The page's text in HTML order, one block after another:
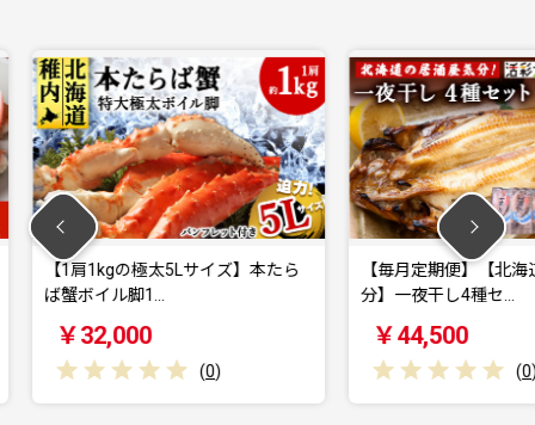
ズ】本たら
【毎月定期便】【北海道の居酒屋気
タラバ